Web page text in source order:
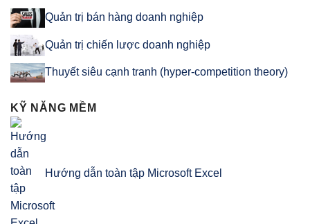
Quản trị bán hàng doanh nghiệp
Quản trị chiến lược doanh nghiệp
Thuyết siêu cạnh tranh (hyper-competition theory)
KỸ NĂNG MỀM
Hướng dẫn toàn tập Microsoft Excel